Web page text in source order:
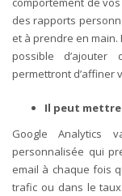
des rapports
et à prendre en
possible
permettront d’affiner
Il peut mettre
Google Analytics
personnalisée qui
email à chaque fois
trafic ou dans le